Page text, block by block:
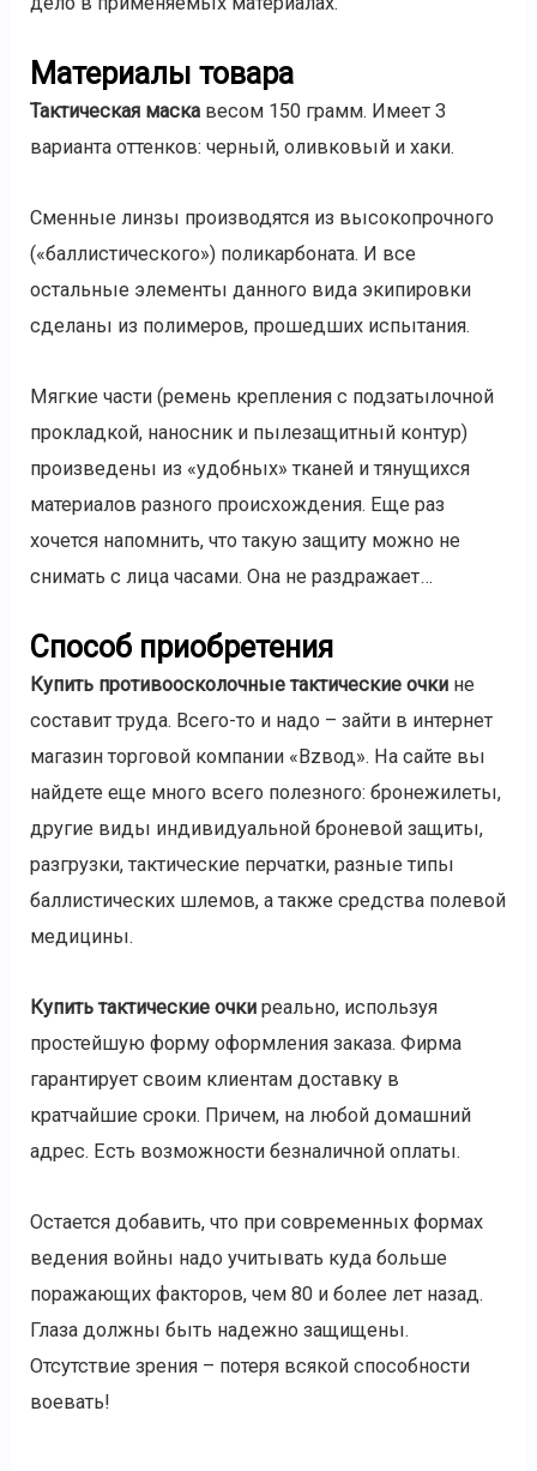
Материалы товара
Тактическая маска весом 150 грамм. Имеет 3
варианта оттенков: черный, оливковый и хаки.
Сменные линзы производятся из высокопрочного
(«баллистического») поликарбоната. И все
остальные элементы данного вида экипировки
сделаны из полимеров, прошедших испытания.
Мягкие части (ремень крепления с подзатылочной
прокладкой, наносник и пылезащитный контур)
произведены из «удобных» тканей и тянущихся
материалов разного происхождения. Еще раз
хочется напомнить, что такую защиту можно не
снимать с лица часами. Она не раздражает…
Способ приобретения
Купить противоосколочные тактические очки не
составит труда. Всего-то и надо – зайти в интернет
магазин торговой компании «Вzвод». На сайте вы
найдете еще много всего полезного: бронежилеты,
другие виды индивидуальной броневой защиты,
разгрузки, тактические перчатки, разные типы
баллистических шлемов, а также средства полевой
медицины.
Купить тактические очкиреально, используя
простейшую форму оформления заказа. Фирма
гарантирует своим клиентам доставку в
кратчайшие сроки. Причем, на любой домашний
адрес. Есть возможности безналичной оплаты.
Остается добавить, что при современных формах
ведения войны надо учитывать куда больше
поражающих факторов, чем 80 и более лет назад.
Глаза должны быть надежно защищены.
Отсутствие зрения – потеря всякой способности
воевать!